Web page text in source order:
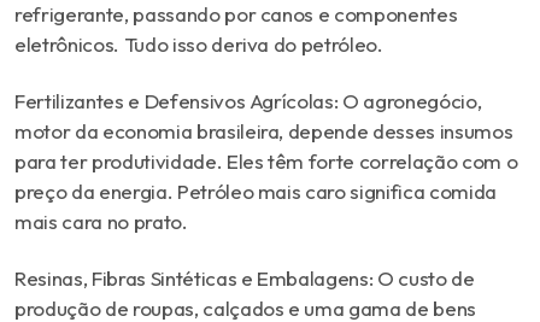
refrigerante, passando por canos e componentes
eletrônicos. Tudo isso deriva do petróleo.
Fertilizantes e Defensivos Agrícolas: O agronegócio,
motor da economia brasileira, depende desses insumos
para ter produtividade. Eles têm forte correlação com o
preço da energia. Petróleo mais caro significa comida
mais cara no prato.
Resinas, Fibras Sintéticas e Embalagens: O custo de
produção de roupas, calçados e uma gama de bens